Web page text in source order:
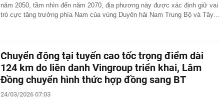
năm 2050, tầm nhìn đến năm 2070, địa phương này được xác định giữ vai
trò cực tăng trưởng phía Nam của vùng Duyên hải Nam Trung Bộ và Tây…
Chuyển động tại tuyến cao tốc trọng điểm dài
124 km do liên danh Vingroup triển khai, Lâm
Đồng chuyển hình thức hợp đồng sang BT
24/03/2026 07:03